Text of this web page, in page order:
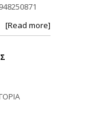
[Read more]